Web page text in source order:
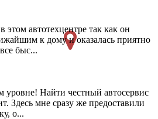
этом автотехцентре так как он
к дому и оказалась приятно
быс...
уровне! Найти честный автосервис
Здесь мне сразу же предоставили
о...